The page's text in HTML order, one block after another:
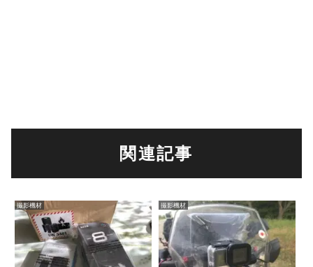
関連記事
撮影機材 撮影機材